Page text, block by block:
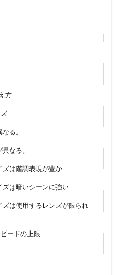
方
る。
なる。
ズは階調表現が豊か
ズは暗いシーンに強い
ズは使用するレンズが限られ
ードの上限